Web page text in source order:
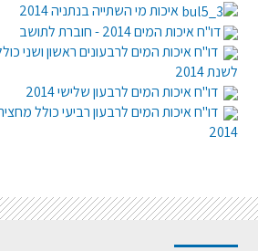
איכות מי השתייה בנתניה 2014
דו"ח איכות המים 2014 - חוברת לתושב
דו"ח איכות המים לרבעונים ראשון ושני
לשנת 2014
דו"ח איכות המים לרבעון שלישי 2014
דו"ח איכות המים לרבעון רביעי כולל
2014